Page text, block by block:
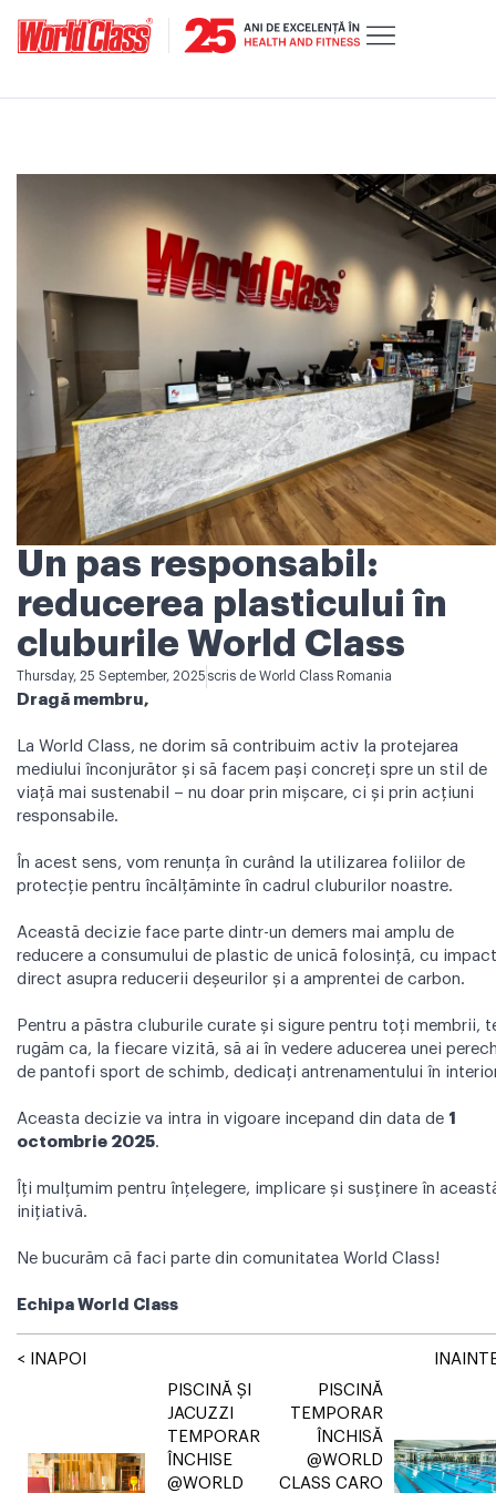
Un pas responsabil:
reducerea plasticului în
cluburile World Class
Thursday, 25 September, 2025 scris de World Class Romania
Dragă membru,
La World Class, ne dorim să contribuim activ la protejarea
mediului înconjurător și să facem pași concreți spre un stil de
viață mai sustenabil – nu doar prin mișcare, ci și prin acțiuni
responsabile.
În acest sens, vom renunța în curând la utilizarea foliilor de
protecție pentru încălțăminte în cadrul cluburilor noastre.
Această decizie face parte dintr-un demers mai amplu de
reducere a consumului de plastic de unică folosință, cu impact
direct asupra reducerii deșeurilor și a amprentei de carbon.
Pentru a păstra cluburile curate și sigure pentru toți membrii,
rugăm ca, la fiecare vizită, să ai în vedere aducerea unei
de pantofi sport de schimb, dedicați antrenamentului în
Aceasta decizie va intra in vigoare incepand din data de 1
octombrie 2025.
Îți mulțumim pentru înțelegere, implicare și susținere în
inițiativă.
Ne bucurăm că faci parte din comunitatea World Class!
Echipa World Class
< INAPOI
PISCINĂ ȘI
JACUZZI
TEMPORAR
ÎNCHISE
@WORLD
PISCINĂ
TEMPORAR
ÎNCHISĂ
@WORLD
CLASS CARO